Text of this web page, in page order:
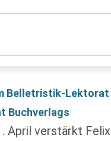
Belletristik-Lektorat
Buchverlags
April verstärkt Felix